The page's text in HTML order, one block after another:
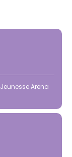
Jeunesse Arena